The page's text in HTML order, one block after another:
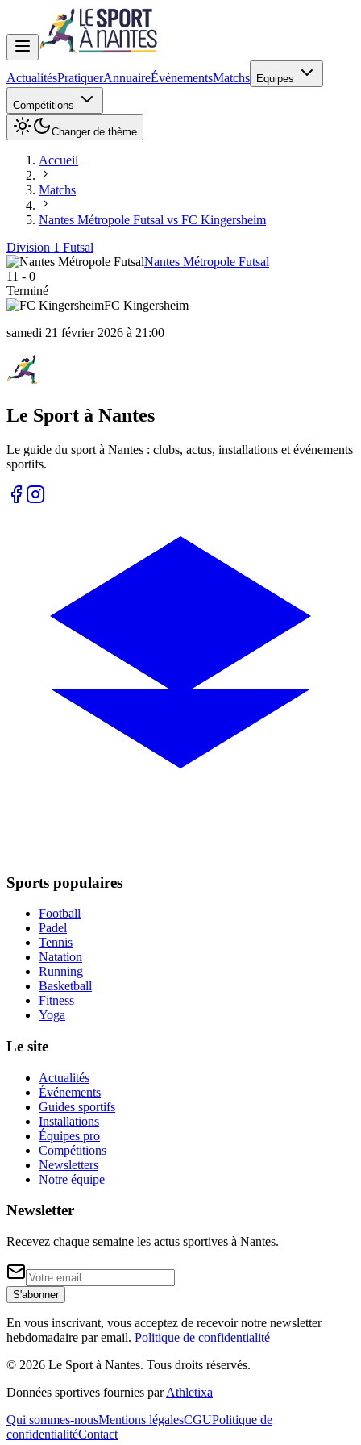
ActualitésPratiquerAnnuaireÉvénementsMatchs Equipes
Compétitions
Changer de thème
Accueil
Matchs
Nantes Métropole Futsal vs FC Kingersheim
Division 1 Futsal
Nantes Métropole Futsal
11 - 0
Terminé
FC Kingersheim
samedi 21 février 2026 à 21:00
Le Sport à Nantes
Le guide du sport à Nantes : clubs, actus, installations et événements
sportifs.
Sports populaires
Football
Padel
Tennis
Natation
Running
Basketball
Fitness
Yoga
Le site
Actualités
Événements
Guides sportifs
Installations
Équipes pro
Compétitions
Newsletters
Notre équipe
Newsletter
Recevez chaque semaine les actus sportives à Nantes.
S'abonner
En vous inscrivant, vous acceptez de recevoir notre newsletter
hebdomadaire par email. Politique de confidentialité
© 2026 Le Sport à Nantes. Tous droits réservés.
Données sportives fournies par Athletixa
Qui sommes-nousMentions légalesCGUPolitique de
confidentialitéContact